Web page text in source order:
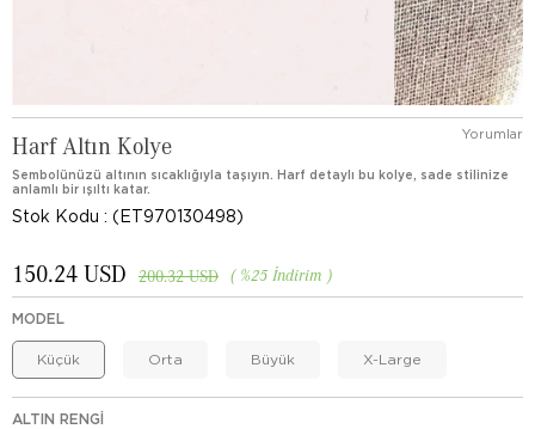
Harf Altın Kolye Yorumlar
Sembolünüzü altının sıcaklığıyla taşıyın. Harf detaylı bu kolye, sade stilinize
anlamlı bir ışıltı katar.
Stok Kodu (ET970130498)
%25 İndirim
200.32 USD
150.24 USD
MODEL
Küçük Orta Büyük X-Large
ALTIN RENGI